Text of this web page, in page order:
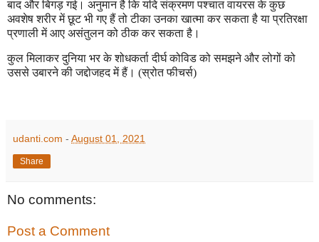
बाद और बिगड़ गई। अनुमान है कि यदि संक्रमण पश्चात वायरस के कुछ
अवशेष शरीर में छूट भी गए हैं तो टीका उनका खात्मा कर सकता है या प्रतिरक्षा
प्रणाली में आए असंतुलन को ठीक कर सकता है।
कुल मिलाकर दुनिया भर के शोधकर्ता दीर्घ कोविड को समझने और लोगों को
उससे उबारने की जद्दोजहद में हैं। (स्रोत फीचर्स)
udanti.com - August 01, 2021
Share
No comments:
Post a Comment